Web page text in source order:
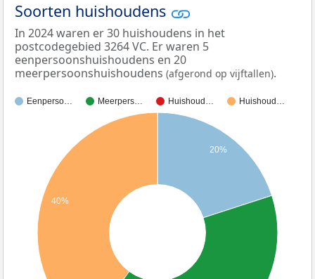
Soorten huishoudens
In 2024 waren er 30 huishoudens in het
postcodegebied 3264 VC. Er waren 5
eenpersoonshuishoudens en 20
meerpersoonshuishoudens (afgerond op vijftallen).
Eenperso… Meerpers… Huishoud… Huishoud…
20%
40%